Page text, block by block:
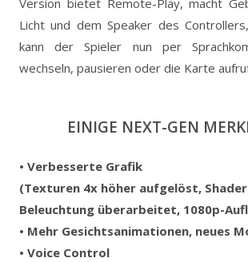
Version bietet Remote-Play, macht
Licht und dem Speaker des
kann der Spieler nun per
wechseln, pausieren oder die Karte
EINIGE NEXT-GEN
• Verbesserte Grafik
(Texturen 4x höher aufgelöst,
Beleuchtung überarbeitet, 1080p-
• Mehr Gesichtsanimationen, neues
• Voice Control